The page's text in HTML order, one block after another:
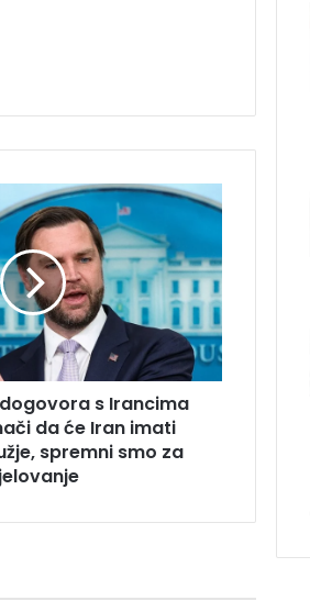
s Irancima
da će Iran imati
spremni smo za